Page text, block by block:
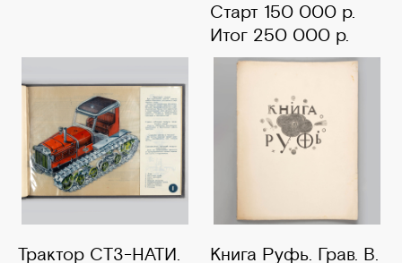
Старт 150 000 р.
Итог 250 000 р.
Трактор СТЗ-НАТИ.
Книга Руфь. Грав. В.